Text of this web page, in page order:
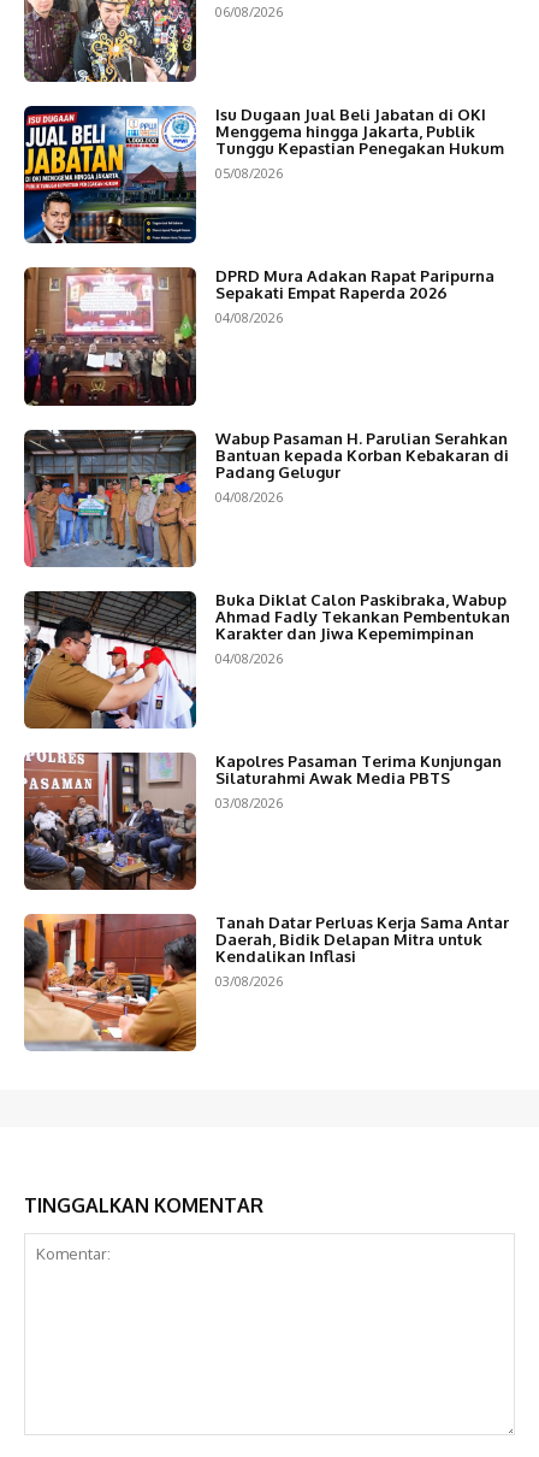
06/08/2026
Isu Dugaan Jual Beli Jabatan di OKI
Menggema hingga Jakarta, Publik
Tunggu Kepastian Penegakan Hukum
05/08/2026
DPRD Mura Adakan Rapat Paripurna
Sepakati Empat Raperda 2026
04/08/2026
Wabup Pasaman H. Parulian Serahkan
Bantuan kepada Korban Kebakaran di
Padang Gelugur
04/08/2026
Buka Diklat Calon Paskibraka, Wabup
Ahmad Fadly Tekankan Pembentukan
Karakter dan Jiwa Kepemimpinan
04/08/2026
Kapolres Pasaman Terima Kunjungan
Silaturahmi Awak Media PBTS
03/08/2026
Tanah Datar Perluas Kerja Sama Antar
Daerah, Bidik Delapan Mitra untuk
Kendalikan Inflasi
03/08/2026
TINGGALKAN KOMENTAR